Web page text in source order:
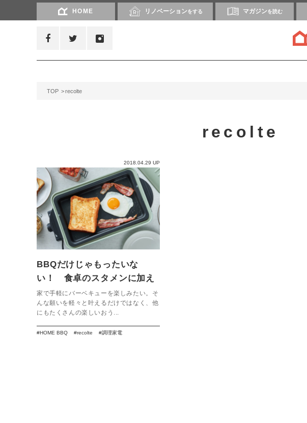
HOME リノベーションをする マガジンを読む
TOP recolte
recolte
2018.04.29 UP
BBQだけじゃもったいな
い！ 食卓のスタメンに加え
たいレコルトの【HOME
BBQ】
家で手軽にバーベキューを楽しみたい。そ
んな願いを軽々と叶えるだけではなく、他
にもたくさんの楽しいおう...
HOME BBQ recolte 調理家電